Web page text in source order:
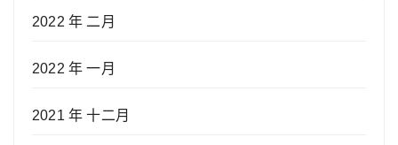
2022 年 二月
2022 年 一月
2021 年 十二月